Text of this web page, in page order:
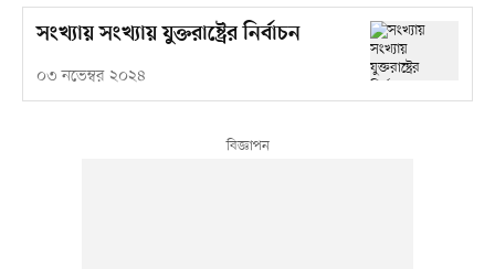
সংখ্যায় সংখ্যায় যুক্তরাষ্ট্রের নির্বাচন
০৩ নভেম্বর ২০২৪